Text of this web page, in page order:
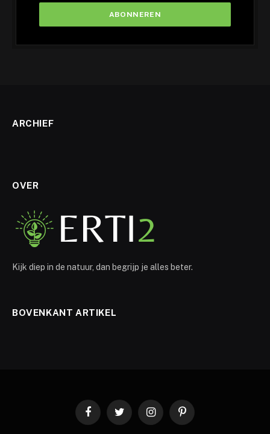
ARCHIEF
OVER
Kijk diep in de natuur, dan begrijp je alles beter.
BOVENKANT ARTIKEL
FacebookTwitter InstagramPinterest